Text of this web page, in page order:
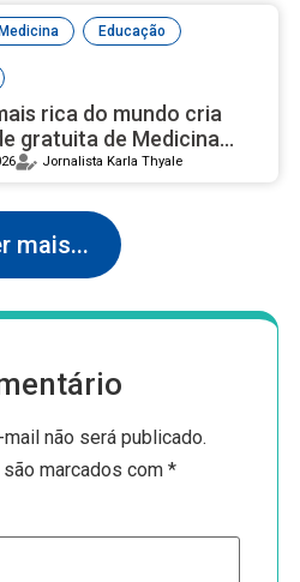
, Educação
rica do mundo cria
gratuita de Medicina
luxuoso nos EUA
Jornalista Karla Thyale
mais...
não será publicado.
marcados com*